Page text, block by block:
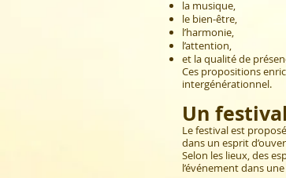
la musique,
le bien-être,
l’harmonie,
l’attention,
et la qualité de
Ces propositions
intergénérationnel.
Un
Le festival est
dans un esprit
Selon les lieux, des
l’événement dans